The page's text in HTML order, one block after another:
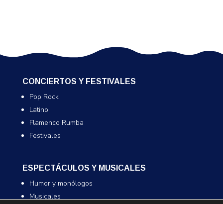
CONCIERTOS Y FESTIVALES
Pop Rock
Latino
Flamenco Rumba
Festivales
ESPECTÁCULOS Y MUSICALES
Humor y monólogos
Musicales